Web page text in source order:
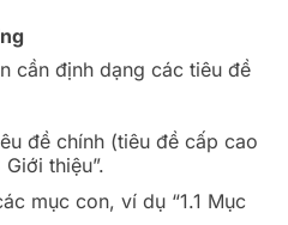
cần định dạng các tiêu đề
đề chính (tiêu đề cấp cao
thiệu”.
mục con, ví dụ “1.1 Mục